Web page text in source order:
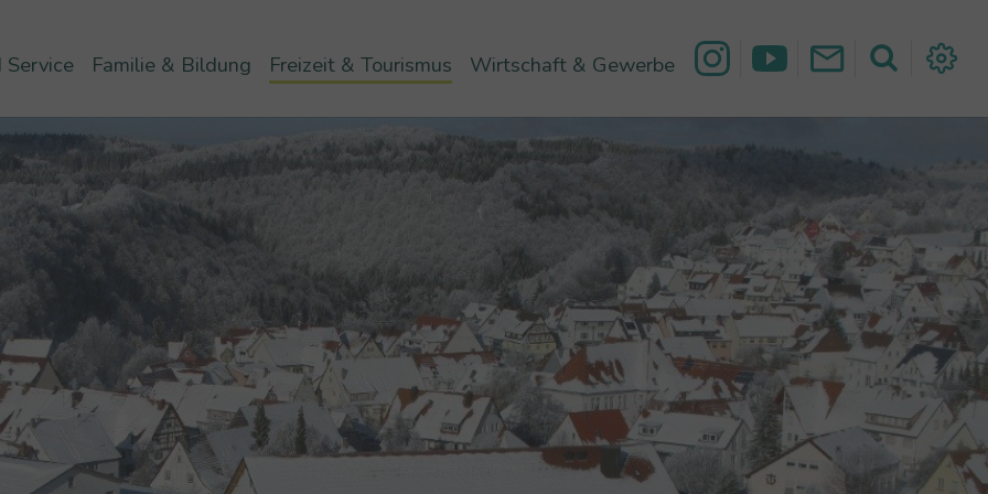
Service Familie & Bildung Freizeit & Tourismus Wirtschaft & Gewerbe